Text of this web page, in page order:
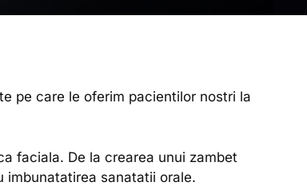
pe care le oferim pacientilor nostri la
faciala. De la crearea unui zambet
imbunatatirea sanatatii orale.